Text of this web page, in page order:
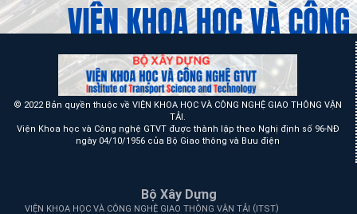
© 2022 Bản quyền thuộc về VIỆN KHOA HỌC VÀ CÔNG NGHỆ GIAO THÔNG VẬN
TẢI.
Viện Khoa học và Công nghệ GTVT được thành lập theo Nghị định số 96-NĐ
ngày 04/10/1956 của Bộ Giao thông và Bưu điện
Bộ Xây Dựng
VIỆN KHOA HỌC VÀ CÔNG NGHỆ GIAO THÔNG VẬN TẢI (ITST)